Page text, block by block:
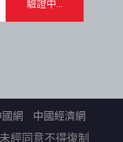
國網 中國經濟網
經同意不得復制